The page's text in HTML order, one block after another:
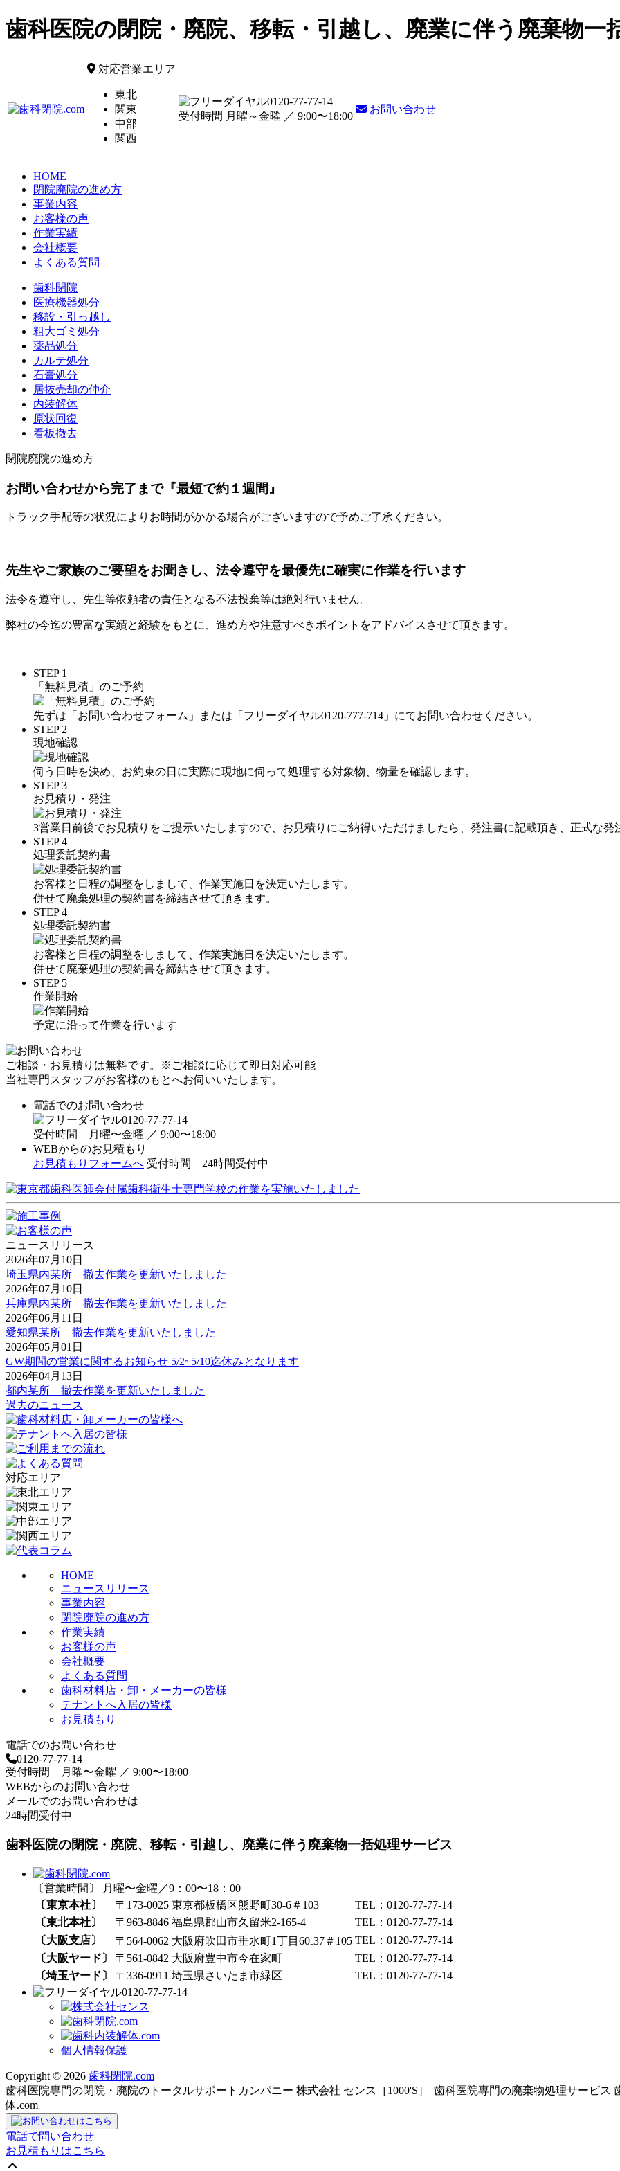
歯科医院の閉院・廃院、移転・引越し、廃業に伴う廃棄物一
対応営業エリア
東北
関東
中部
関西
0120-77-77-14
受付時間 月曜～金曜 ／ 9:00〜18:00
お問い合わせ
HOME
閉院廃院の進め方
事業内容
お客様の声
作業実績
会社概要
よくある質問
歯科閉院
医療機器処分
移設・引っ越し
粗大ゴミ処分
薬品処分
カルテ処分
石膏処分
居抜売却の仲介
内装解体
原状回復
看板撤去
閉院廃院の進め方
お問い合わせから完了まで『最短で約１週間』
トラック手配等の状況によりお時間がかかる場合がございますので予めご了承ください。
先生やご家族のご要望をお聞きし、法令遵守を最優先に確実に作業を行います
法令を遵守し、先生等依頼者の責任となる不法投棄等は絶対行いません。
弊社の今迄の豊富な実績と経験をもとに、進め方や注意すべきポイントをアドバイスさせて頂きます。
STEP 1
「無料見積」のご予約
先ずは 「お問い合わせフォーム」 または 「フリーダイヤル0120-777-714」 にてお問い合わせください。
STEP 2
現地確認
伺う日時を決め、お約束の日に実際に現地に伺って処理する対象物、物量を確認します。
STEP 3
お見積り・発注
3営業日前後でお見積りをご提示いたしますので、お見積りにご納得いただけましたら、発注書に記載頂き、正式な発
STEP 4
処理委託契約書
お客様と日程の調整をしまして、作業実施日を決定いたします。
併せて廃棄処理の契約書を締結させて頂きます。
STEP 4
処理委託契約書
お客様と日程の調整をしまして、作業実施日を決定いたします。
併せて廃棄処理の契約書を締結させて頂きます。
STEP 5
作業開始
予定に沿って作業を行います
ご相談・お見積りは無料です。
※ご相談に応じて即日対応可能
当社専門スタッフがお客様のもとへお伺いいたします。
電話でのお問い合わせ
0120-77-77-14
受付時間 月曜〜金曜 ／ 9:00〜18:00
WEBからのお見積もり
お見積もりフォームへ 受付時間 24時間受付中
ニュースリリース
2026年07月10日
埼玉県内某所 撤去作業を更新いたしました
2026年07月10日
兵庫県内某所 撤去作業を更新いたしました
2026年06月11日
愛知県某所 撤去作業を更新いたしました
2026年05月01日
GW期間の営業に関するお知らせ 5/2~5/10迄休みとなります
2026年04月13日
都内某所 撤去作業を更新いたしました
過去のニュース
対応エリア
HOME
ニュースリリース
事業内容
閉院廃院の進め方
作業実績
お客様の声
会社概要
よくある質問
歯科材料店・卸・メーカーの皆様
テナントへ入居の皆様
お見積もり
電話でのお問い合わせ
0120-77-77-14
受付時間 月曜〜金曜 ／ 9:00〜18:00
WEBからのお問い合わせ
メールでのお問い合わせは
24時間受付中
歯科医院の閉院・廃院、移転・引越し、廃業に伴う廃棄物一括処理サービス
〔営業時間〕 月曜〜金曜／9：00〜18：00
〔東京本社〕
〒173-0025 東京都板橋区熊野町30-6＃103
TEL：0120-77-77-14
〔東北本社〕
〒963-8846 福島県郡山市久留米2-165-4
TEL：0120-77-77-14
〔大阪支店〕
〒564-0062 大阪府吹田市垂水町1丁目60₋37＃105 TEL：0120-77-77-14
〔大阪ヤード〕
〒561-0842 大阪府豊中市今在家町
TEL：0120-77-77-14
〔埼玉ヤード〕
〒336-0911 埼玉県さいたま市緑区
TEL：0120-77-77-14
0120-77-77-14
個人情報保護
Copyright © 2026 歯科閉院.com
歯科医院専門の閉院・廃院のトータルサポートカンパニー 株式会社 センス［1000'S］| 歯科医院専門の廃棄物処理サービス
体.com
電話で問い合わせ
お見積もりはこちら